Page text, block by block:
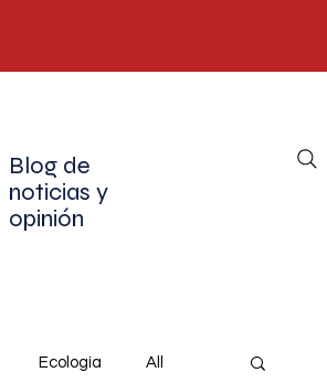
Blog de
noticias y
opinión
Ecología All